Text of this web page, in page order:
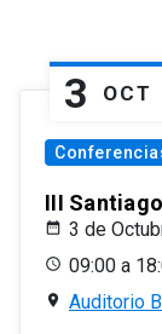
3 OCT
III
3 de
09:00 a
Auditorio